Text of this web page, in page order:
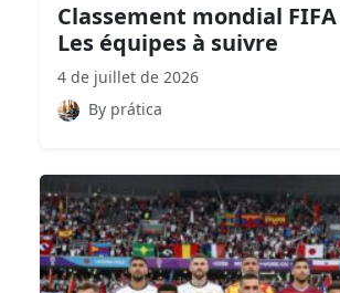
Classement mondial FIFA
Les équipes à suivre
4 de juillet de 2026
By prática